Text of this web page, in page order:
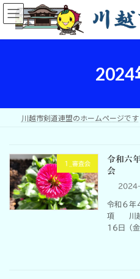
コ
ン
ン
ナ
ビ
ー
2024
川越市剣道連盟のホームページです
1_審査会
令和六
会
令和６年
項 川越
16日（